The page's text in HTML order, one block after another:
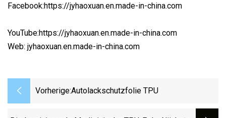
Facebook:https://jyhaoxuan.en.made-in-china.com
YouTube:https://jyhaoxuan.en.made-in-china.com
Web: jyhaoxuan.en.made-in-china.com
Vorherige:Autolackschutzfolie TPU